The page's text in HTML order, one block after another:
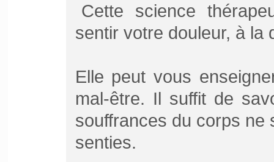
Cette science
sentir votre douleur, à la
Elle peut vous
mal-être. Il suffit de
souffrances du corps ne
senties.